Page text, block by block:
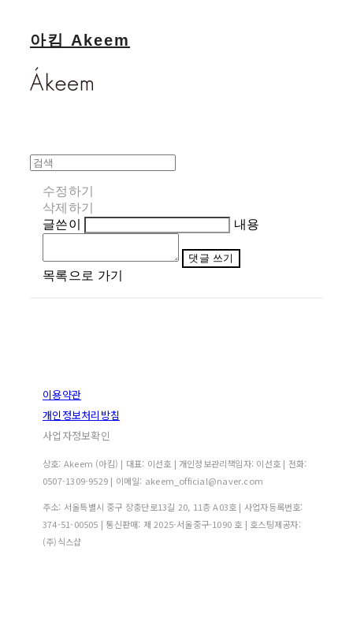
아킴 Akeem
수정하기
삭제하기
글쓴이
내용
댓글 쓰기
목록으로 가기
이용약관
개인정보처리방침
사업자정보확인
상호: Akeem (아킴) | 대표: 이선호 | 개인정보관리책임자: 이선호 | 전화:
0507-1309-9529 | 이메일: akeem_official@naver.com
주소: 서울특별시 중구 장충단로13길 20, 11층 A03호 | 사업자등록번호:
374-51-00505 | 통신판매: 제 2025-서울중구-1090 호 | 호스팅제공자:
(주)식스샵